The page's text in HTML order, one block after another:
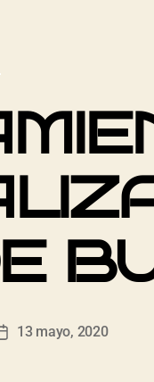
13 mayo, 2020